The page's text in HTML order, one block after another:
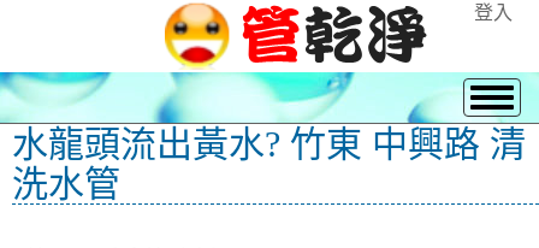
登入
水龍頭流出黃水? 竹東 中興路 清
洗水管